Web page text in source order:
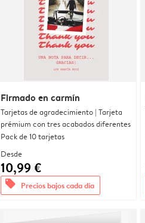
Firmado en carmín
Tarjetas de agradecimiento | Tarjeta
prémium con tres acabados diferentes
Pack de 10 tarjetas
Desde
10,99 €
offers Precios bajos cada día